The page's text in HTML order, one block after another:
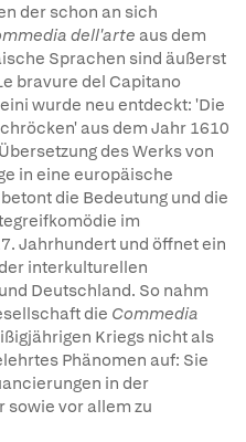
der schon an sich
dell'arte aus dem
Sprachen sind äußerst
bravure del Capitano
wurde neu entdeckt: 'Die
aus dem Jahr 1610
des Werks von
in eine europäische
die Bedeutung und die
im
Jahrhundert und öffnet ein
interkulturellen
Deutschland. So nahm
die Commedia
Kriegs nicht als
Phänomen auf: Sie
in der
sowie vor allem zu